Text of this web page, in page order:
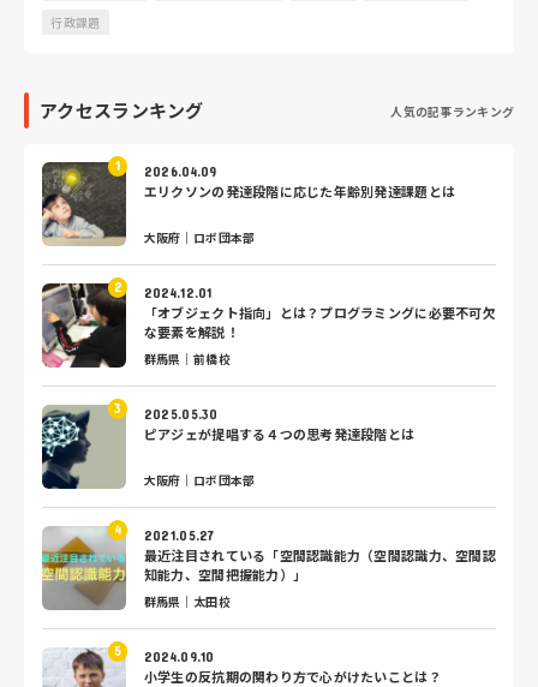
行政課題
アクセスランキング 人気の記事ランキング
2026.04.09
エリクソンの発達段階に応じた年齢別発達課題とは
大阪府｜ロボ団本部
2024.12.01
「オブジェクト指向」とは？プログラミングに必要不可欠
な要素を解説！
群馬県｜前橋校
2025.05.30
ピアジェが提唱する４つの思考発達段階とは
大阪府｜ロボ団本部
2021.05.27
最近注目されている「空間認識能力（空間認識力、空間認
知能力、空間把握能力）」
群馬県｜太田校
2024.09.10
小学生の反抗期の関わり方で心がけたいことは？